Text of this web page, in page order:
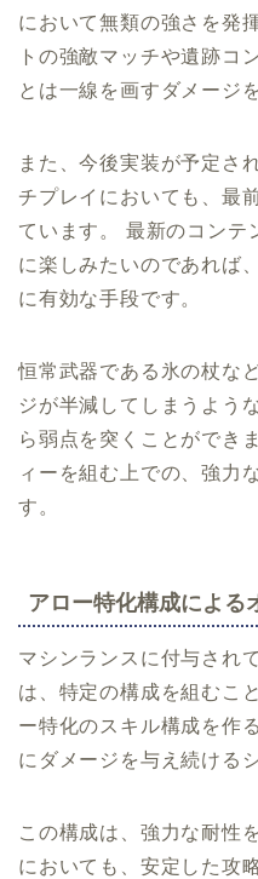
において無類の強さを発
トの強敵マッチや遺跡コ
とは一線を画すダメージ
また、今後実装が予定さ
チプレイにおいても、最
ています。 最新のコンテ
に楽しみたいのであれば
に有効な手段です。
恒常武器である氷の杖な
ジが半減してしまうよう
ら弱点を突くことができ
ィーを組む上での、強力
す。
アロー特化構成による
マシンランスに付与され
は、特定の構成を組むこ
ー特化のスキル構成を作
にダメージを与え続ける
この構成は、強力な耐性
においても、安定した攻